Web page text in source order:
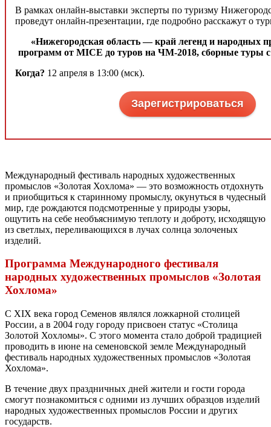
В рамках онлайн-выставки эксперты по туризму
проведут онлайн-презентации, где подробно расскажут о
«Нижегородская область ― край легенд и народных
программ от MICE до туров на ЧМ-2018, сборные туры с
Когда? 12 апреля в 13:00 (мск).
Зарегистрироваться
Международный фестиваль народных художественных
промыслов «Золотая Хохлома» ― это возможность отдохнуть
и приобщиться к старинному промыслу, окунуться в чудесный
мир, где рождаются подсмотренные у природы узоры,
ощутить на себе необъяснимую теплоту и доброту, исходящую
из светлых, переливающихся в лучах солнца золоченых
изделий.
Программа Международного фестиваля
народных художественных промыслов «Золотая
Хохлома»
С XIX века город Семенов являлся ложкарной столицей
России, а в 2004 году городу присвоен статус «Столица
Золотой Хохломы». С этого момента стало доброй традицией
проводить в июне на семеновской земле Международный
фестиваль народных художественных промыслов «Золотая
Хохлома».
В течение двух праздничных дней жители и гости города
смогут познакомиться с одними из лучших образцов изделий
народных художественных промыслов России и других
государств.